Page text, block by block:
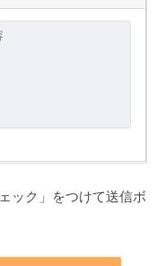
ック」をつけて送信ボ